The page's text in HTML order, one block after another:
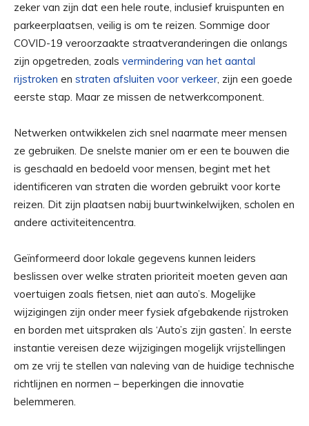
zeker van zijn dat een hele route, inclusief kruispunten en
parkeerplaatsen, veilig is om te reizen. Sommige door
COVID-19 veroorzaakte straatveranderingen die onlangs
zijn opgetreden, zoals vermindering van het aantal
rijstroken en straten afsluiten voor verkeer, zijn een goede
eerste stap. Maar ze missen de netwerkcomponent.
Netwerken ontwikkelen zich snel naarmate meer mensen
ze gebruiken. De snelste manier om er een te bouwen die
is geschaald en bedoeld voor mensen, begint met het
identificeren van straten die worden gebruikt voor korte
reizen. Dit zijn plaatsen nabij buurtwinkelwijken, scholen en
andere activiteitencentra.
Geïnformeerd door lokale gegevens kunnen leiders
beslissen over welke straten prioriteit moeten geven aan
voertuigen zoals fietsen, niet aan auto’s. Mogelijke
wijzigingen zijn onder meer fysiek afgebakende rijstroken
en borden met uitspraken als ‘Auto’s zijn gasten’. In eerste
instantie vereisen deze wijzigingen mogelijk vrijstellingen
om ze vrij te stellen van naleving van de huidige technische
richtlijnen en normen – beperkingen die innovatie
belemmeren.